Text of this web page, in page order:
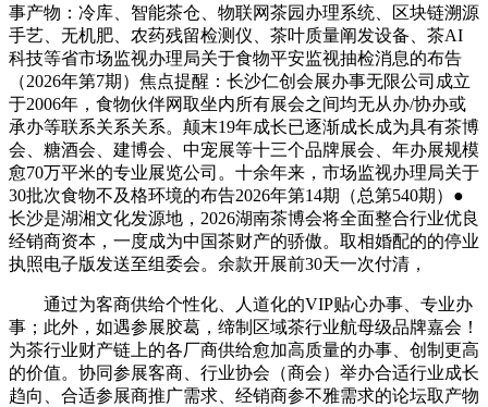
事产物：冷库、智能茶仓、物联网茶园办理系统、区块链溯源
手艺、无机肥、农药残留检测仪、茶叶质量阐发设备、茶AI
科技等省市场监视办理局关于食物平安监视抽检消息的布告
（2026年第7期）焦点提醒：长沙仁创会展办事无限公司成立
于2006年，食物伙伴网取坐内所有展会之间均无从办/协办或
承办等联系关系关系。颠末19年成长已逐渐成长成为具有茶博
会、糖酒会、建博会、中宠展等十三个品牌展会、年办展规模
愈70万平米的专业展览公司。十余年来，市场监视办理局关于
30批次食物不及格环境的布告2026年第14期（总第540期）●
长沙是湖湘文化发源地，2026湖南茶博会将全面整合行业优良
经销商资本，一度成为中国茶财产的骄傲。取相婚配的的停业
执照电子版发送至组委会。余款开展前30天一次付清，
通过为客商供给个性化、人道化的VIP贴心办事、专业办
事；此外，如遇参展胶葛，缔制区域茶行业航母级品牌嘉会！
为茶行业财产链上的各厂商供给愈加高质量的办事、创制更高
的价值。协同参展客商、行业协会（商会）举办合适行业成长
趋向、合适参展商推广需求、经销商参不雅需求的论坛取产物